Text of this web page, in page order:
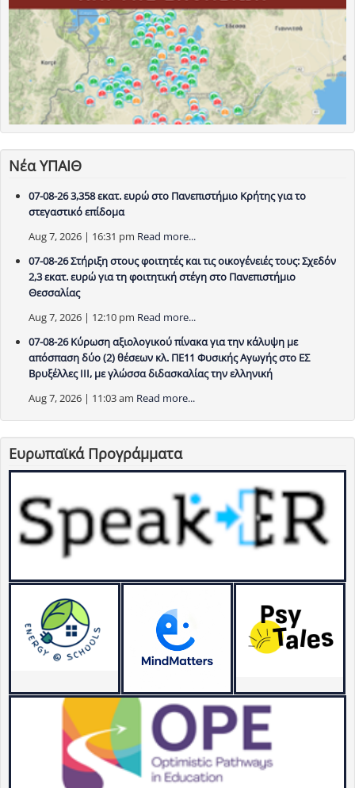
Νέα ΥΠΑΙΘ
07-08-26 3,358 εκατ. ευρώ στο Πανεπιστήμιο Κρήτης για το
στεγαστικό επίδομα
Aug 7, 2026 | 16:31 pm Read more...
07-08-26 Στήριξη στους φοιτητές και τις οικογένειές τους: Σχεδόν
2,3 εκατ. ευρώ για τη φοιτητική στέγη στο Πανεπιστήμιο
Θεσσαλίας
Aug 7, 2026 | 12:10 pm Read more...
07-08-26 Κύρωση αξιολογικού πίνακα για την κάλυψη με
απόσπαση δύο (2) θέσεων κλ. ΠΕ11 Φυσικής Αγωγής στο ΕΣ
Βρυξέλλες ΙΙΙ, με γλώσσα διδασκαλίας την ελληνική
Aug 7, 2026 | 11:03 am Read more...
Ευρωπαϊκά Προγράμματα